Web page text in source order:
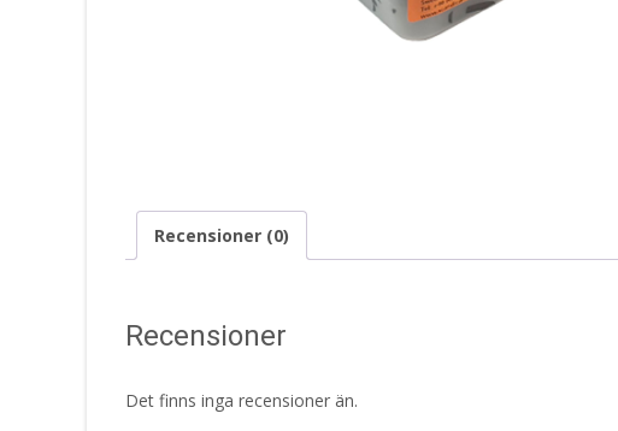
Recensioner (0)
Recensioner
Det finns inga recensioner än.